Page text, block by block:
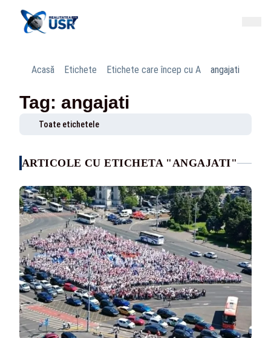
Acasă Etichete Etichete care încep cu A angajati
Tag: angajati
Toate etichetele
ARTICOLE CU ETICHETA "ANGAJATI"